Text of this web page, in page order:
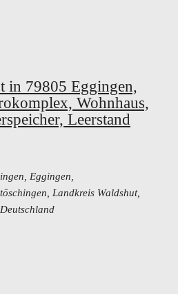
in 79805 Eggingen,
Wohnhaus,
Leerstand
Eggingen,
Landkreis Waldshut,